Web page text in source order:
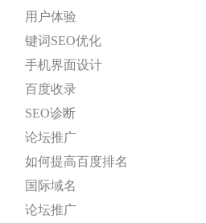
用户体验
键词SEO优化
手机界面设计
百度收录
SEO诊断
论坛推广
如何提高百度排名
国际域名
论坛推广